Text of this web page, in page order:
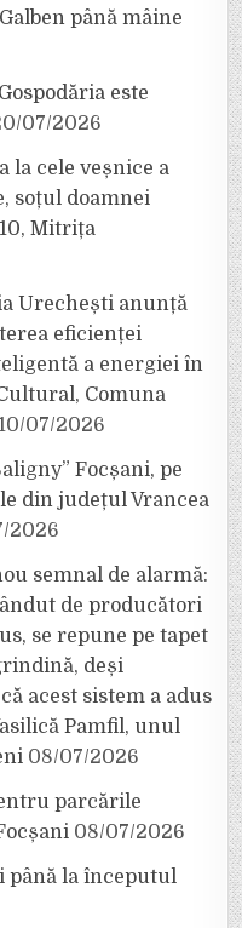
până mâine
este
07/2026
la cele veșnice a
soțul doamnei
Mitrița
Urechești anunță
eficienței
a energiei în
Comuna
10/07/2026
Focșani, pe
din județul Vrancea
2026
semnal de alarmă:
de producători
se repune pe tapet
deși
acest sistem a adus
Pamfil, unul
08/07/2026
parcările
08/07/2026
până la începutul